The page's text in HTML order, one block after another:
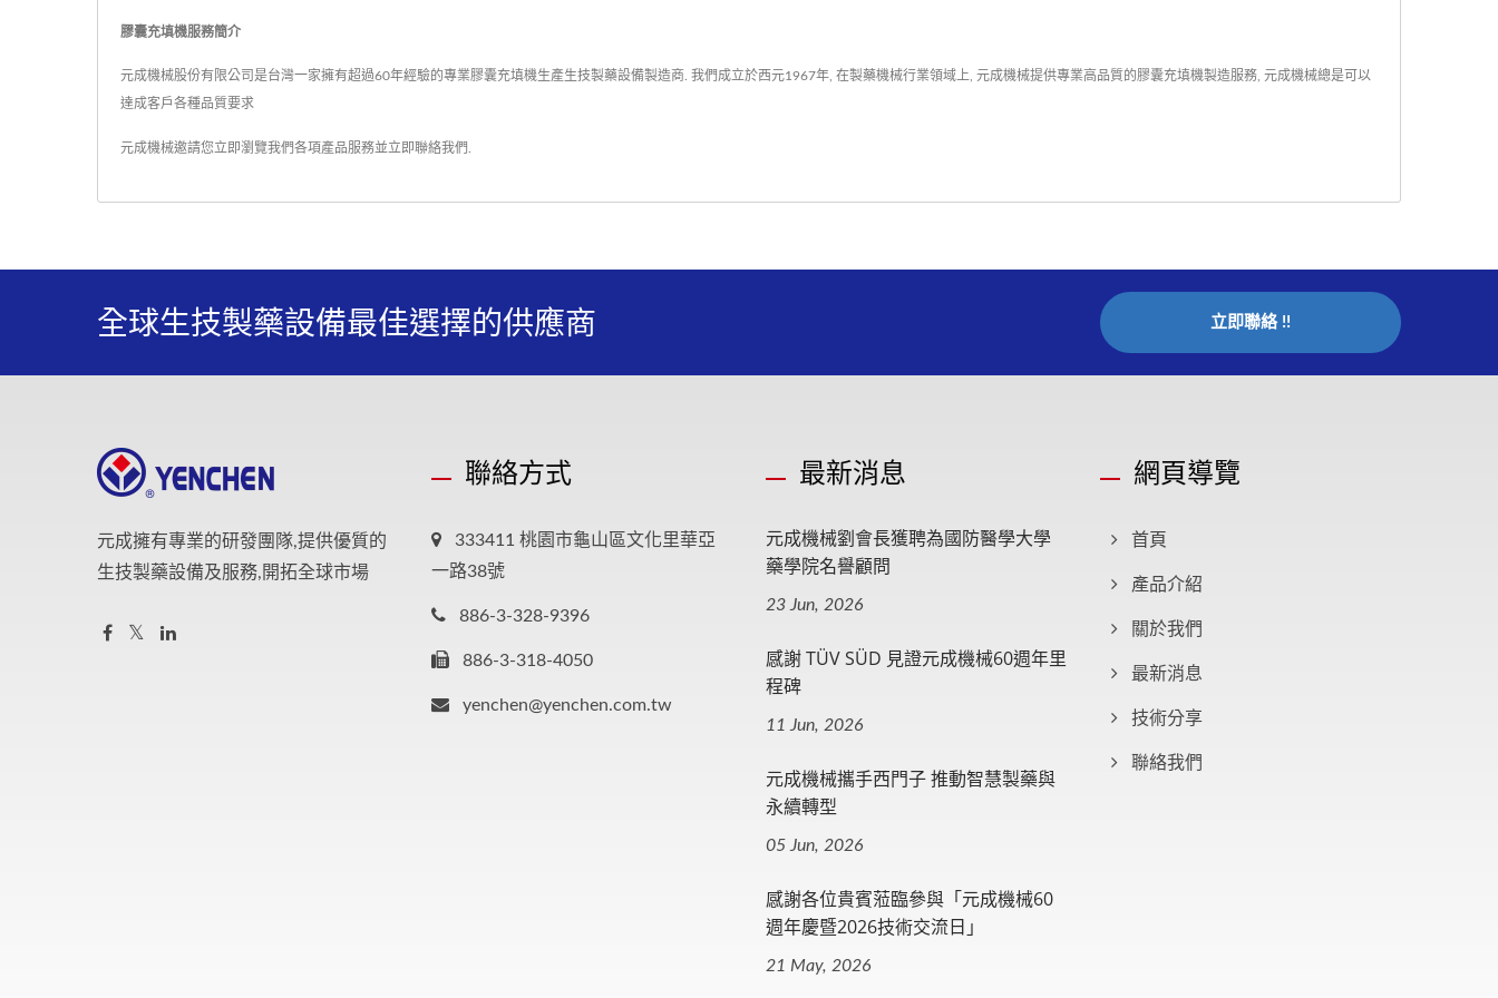
膠囊充填機服務簡介
元成機械股份有限公司是台灣一家擁有超過60年經驗的專業膠囊充填機生產生技製藥設備製造商. 我們成立於西元1967年, 在製藥機械行業領域上, 元成機械提供專業高品質的膠囊充填機製造服務, 元成機械總是可以
達成客戶各種品質要求
元成機械邀請您立即瀏覽我們各項產品服務並立即聯絡我們
全球生技製藥設備最佳選擇的供應商 立即聯絡 !!
元成擁有專業的研發團隊,提供優質的
生技製藥設備及服務,開拓全球市場
聯絡方式
333411 桃園市龜山區文化里華亞
一路38號
886-3-328-9396
886-3-318-4050
yenchen@yenchen.com.tw
最新消息
元成機械劉會長獲聘為國防醫學大學
藥學院名譽顧問
23 Jun, 2026
感謝 TÜV SÜD 見證元成機械60週年里
程碑
11 Jun, 2026
元成機械攜手西門子 推動智慧製藥與
永續轉型
05 Jun, 2026
感謝各位貴賓蒞臨參與「元成機械60
週年慶暨2026技術交流日」
21 May, 2026
網頁導覽
首頁
產品介紹
關於我們
最新消息
技術分享
聯絡我們